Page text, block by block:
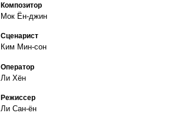
Композитор
Мок Ён-джин
Сценарист
Ким Мин-сон
Оператор
Ли Хён
Режиссер
Ли Сан-ён